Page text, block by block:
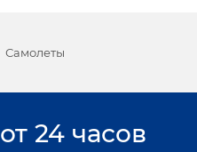
Самолеты
от 24 часов